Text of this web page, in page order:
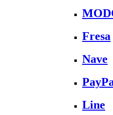
Fresa
Nave
Line